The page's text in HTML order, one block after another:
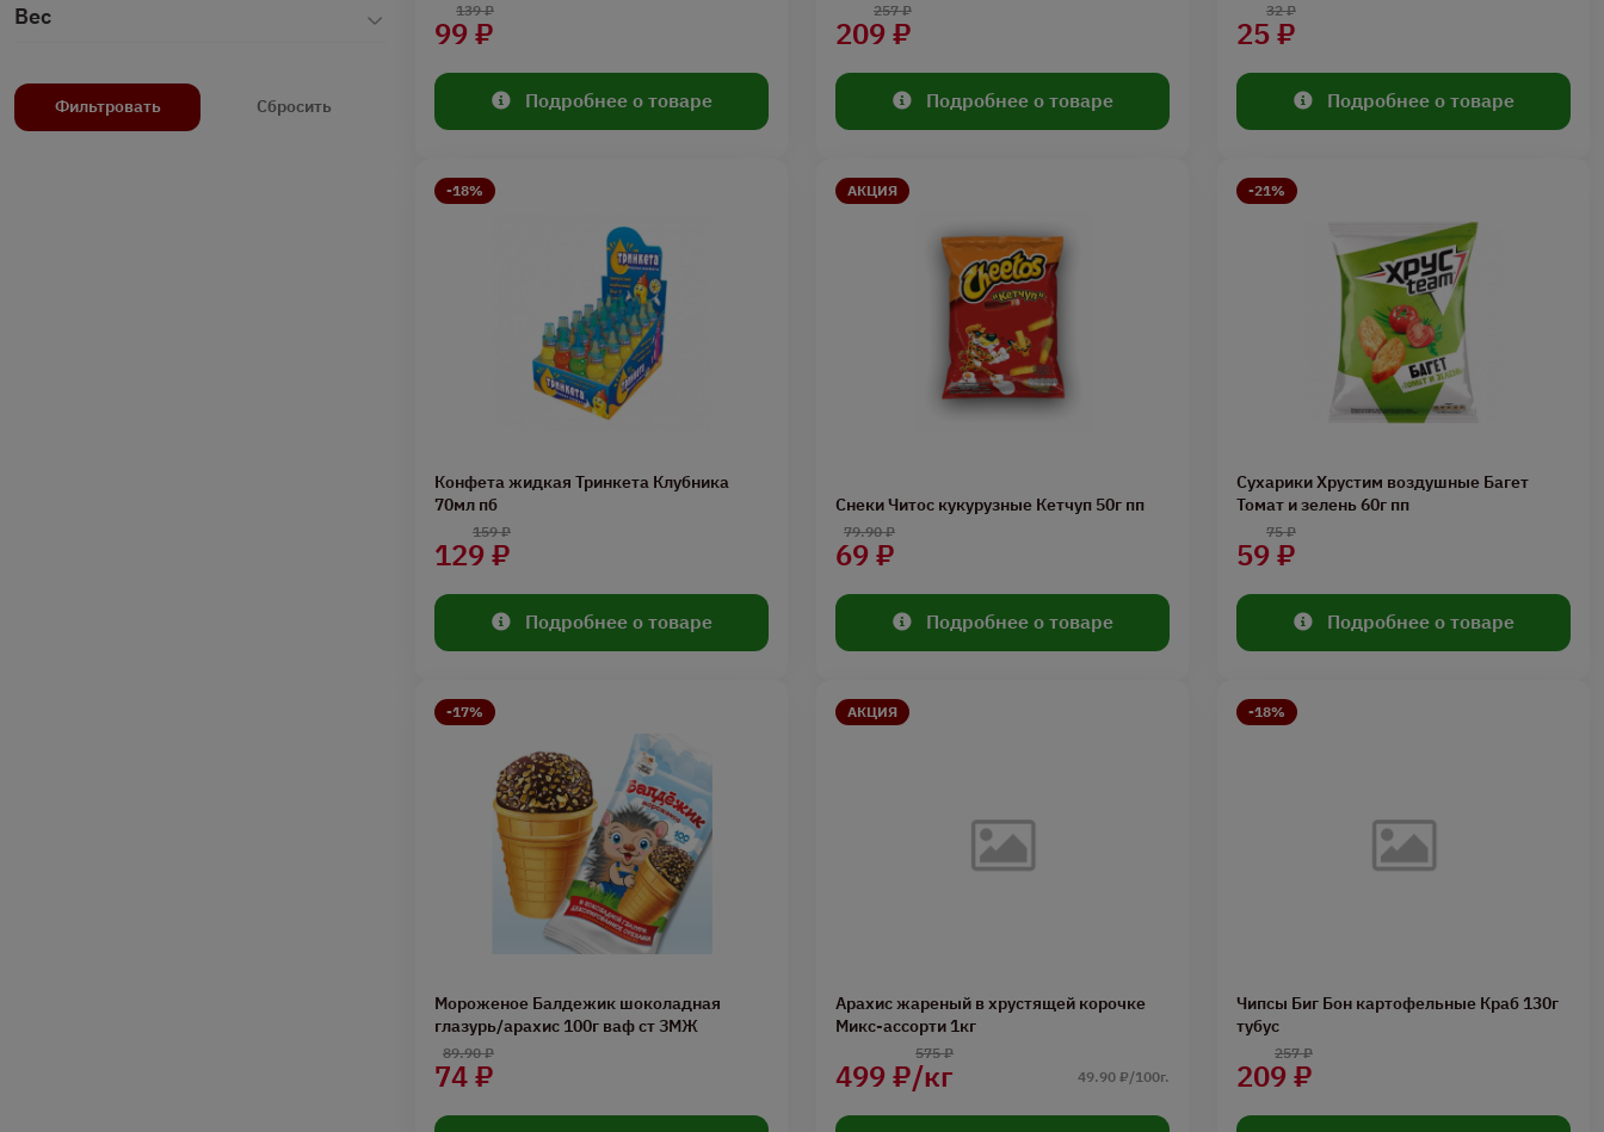
Вес
Фильтровать Сбросить
99 ₽
139 ₽
Подробнее о товаре
209 ₽
257 ₽
Подробнее о товаре
25 ₽
32 ₽
Подробнее о товаре
-18%
Конфета жидкая Тринкета Клубника
70мл пб
129 ₽
159 ₽
Подробнее о товаре
АКЦИЯ
Снеки Читос кукурузные Кетчуп 50г пп
69 ₽
79.90 ₽
Подробнее о товаре
-21%
Сухарики Хрустим воздушные Багет
Томат и зелень 60г пп
59 ₽
75 ₽
Подробнее о товаре
-17%
Мороженое Балдежик шоколадная
глазурь/арахис 100г ваф ст ЗМЖ
74 ₽
89.90 ₽
АКЦИЯ
Арахис жареный в хрустящей корочке
Микс-ассорти 1кг
499 ₽/кг
575 ₽
49.90 ₽/100г.
-18%
Чипсы Биг Бон картофельные Краб 130г
тубус
209 ₽
257 ₽